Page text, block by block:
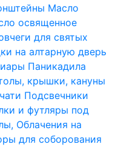
Масло
освященное
для святых
на алтарную дверь
Паникадила
крышки, кануны
Подсвечники
и футляры под
Облачения на
для соборования